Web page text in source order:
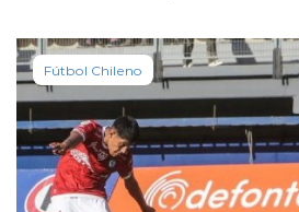
Fútbol Chileno